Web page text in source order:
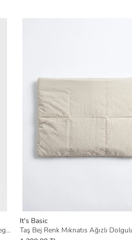
Kadın Siyah Black Od Renk Olea Wide Leg Fit Rahat Kalıp Yüksek Bel Denim Jean
It's Basic